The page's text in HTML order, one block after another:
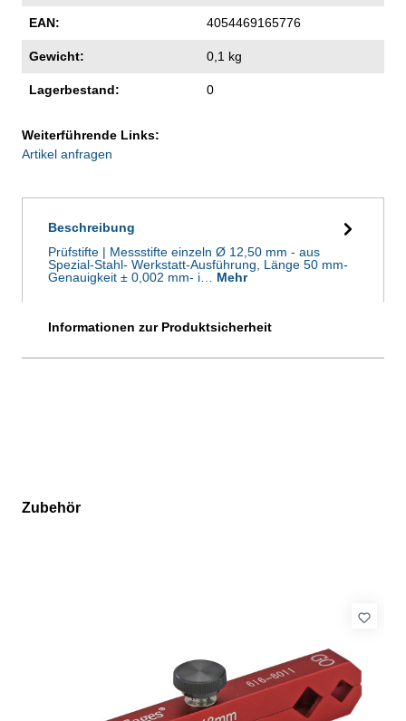
EAN: 4054469165776
Gewicht: 0,1 kg
Lagerbestand: 0
Weiterführende Links:
Artikel anfragen
Beschreibung
Prüfstifte | Messstifte einzeln Ø 12,50 mm - aus
Spezial-Stahl- Werkstatt-Ausführung, Länge 50 mm-
Genauigkeit ± 0,002 mm- i… Mehr
Informationen zur Produktsicherheit
Produktgalerie überspringen
Zubehör